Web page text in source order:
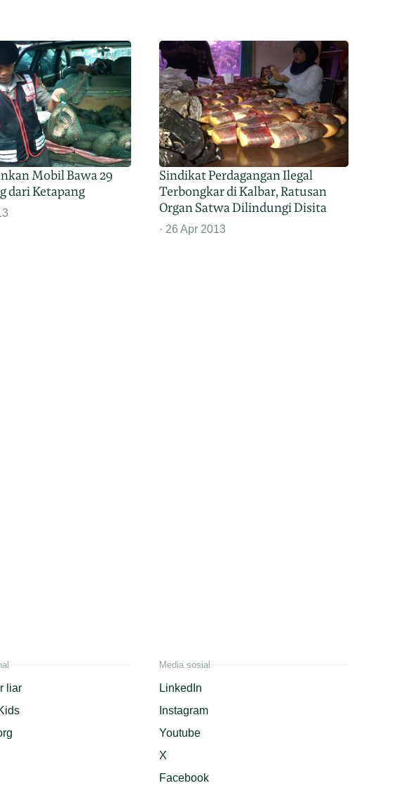
Mobil Bawa 29
dari Ketapang
Sindikat Perdagangan Ilegal
Terbongkar di Kalbar, Ratusan
Organ Satwa Dilindungi Disita
26 Apr 2013
liar
Media sosial
LinkedIn
Instagram
Youtube
X
Facebook